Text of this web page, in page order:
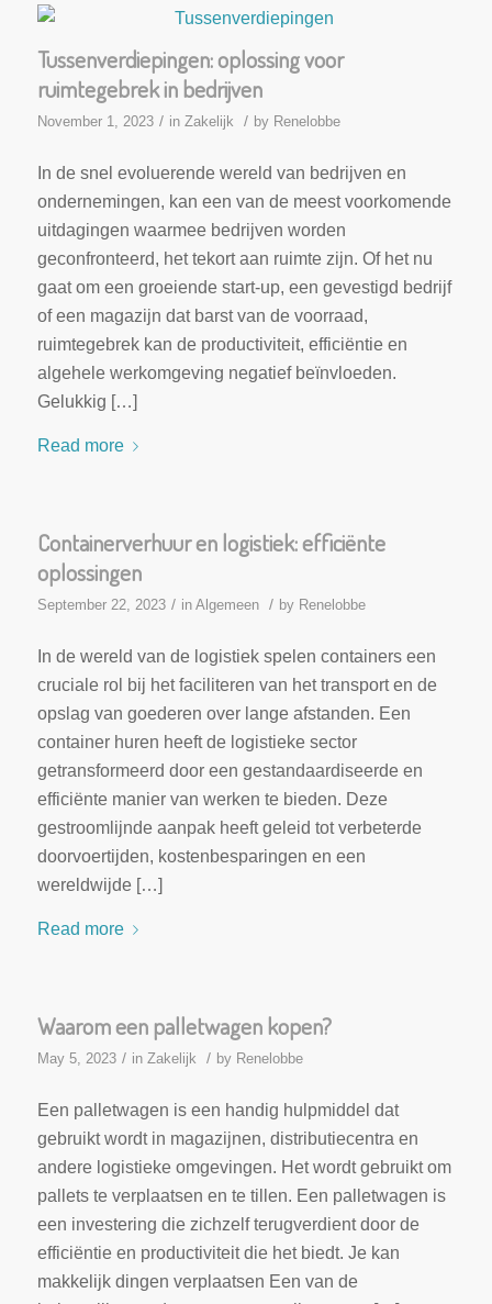
Tussenverdiepingen: oplossing voor
ruimtegebrek in bedrijven
November 1, 2023 / in Zakelijk / by Renelobbe
In de snel evoluerende wereld van bedrijven en
ondernemingen, kan een van de meest voorkomende
uitdagingen waarmee bedrijven worden
geconfronteerd, het tekort aan ruimte zijn. Of het nu
gaat om een groeiende start-up, een gevestigd bedrijf
of een magazijn dat barst van de voorraad,
ruimtegebrek kan de productiviteit, efficiëntie en
algehele werkomgeving negatief beïnvloeden.
Gelukkig […]
Read more
Containerverhuur en logistiek: efficiënte
oplossingen
September 22, 2023 / in Algemeen / by Renelobbe
In de wereld van de logistiek spelen containers een
cruciale rol bij het faciliteren van het transport en de
opslag van goederen over lange afstanden. Een
container huren heeft de logistieke sector
getransformeerd door een gestandaardiseerde en
efficiënte manier van werken te bieden. Deze
gestroomlijnde aanpak heeft geleid tot verbeterde
doorvoertijden, kostenbesparingen en een
wereldwijde […]
Read more
Waarom een palletwagen kopen?
May 5, 2023 / in Zakelijk / by Renelobbe
Een palletwagen is een handig hulpmiddel dat
gebruikt wordt in magazijnen, distributiecentra en
andere logistieke omgevingen. Het wordt gebruikt om
pallets te verplaatsen en te tillen. Een palletwagen is
een investering die zichzelf terugverdient door de
efficiëntie en productiviteit die het biedt. Je kan
makkelijk dingen verplaatsen Een van de